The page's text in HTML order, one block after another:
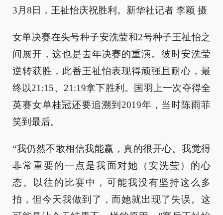
3月8日，王祉怡庆祝胜利。新华社记者 李颖 摄
女单决赛在头号种子安洗莹和2号种子王祉怡之
间展开，这也是去年决赛的重演。彼时安洗莹
逆转获胜，此番王祉怡表现得顽强且耐心，最
终以21:15、21:19拿下胜利。国羽上一次夺得全
英赛女单桂冠还要追溯到2019年，当时陈雨菲
笑到最后。
“我仍然不敢相信我能赢，真的很开心。我觉得
非常重要的一点是我面对她（安洗莹）的心
态。以往的比赛中，可能我没有坚持这么多
拍，但今天我做到了，而她就出现了失误。这